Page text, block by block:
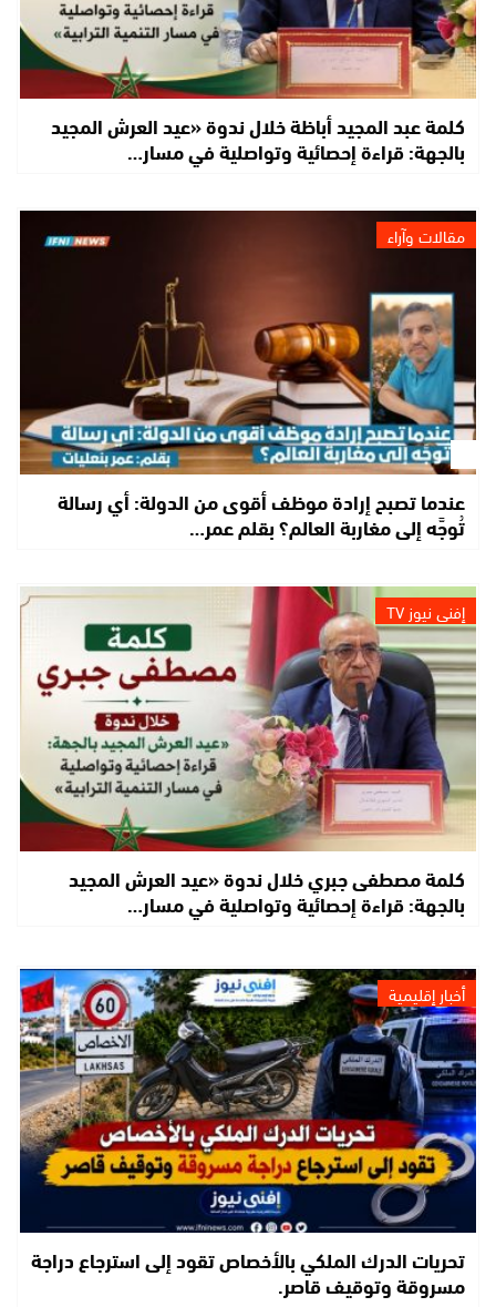
كلمة عبد المجيد أباظة خلال ندوة «عيد العرش المجيد
بالجهة: قراءة إحصائية وتواصلية في مسار…
مقالات وآراء
عندما تصبح إرادة موظف أقوى من الدولة: أي رسالة
تُوجَّه إلى مغاربة العالم؟ بقلم عمر…
إفني نيوز TV
كلمة مصطفى جبري خلال ندوة «عيد العرش المجيد
بالجهة: قراءة إحصائية وتواصلية في مسار…
أخبار إقليمية
تحريات الدرك الملكي بالأخصاص تقود إلى استرجاع دراجة
مسروقة وتوقيف قاصر.